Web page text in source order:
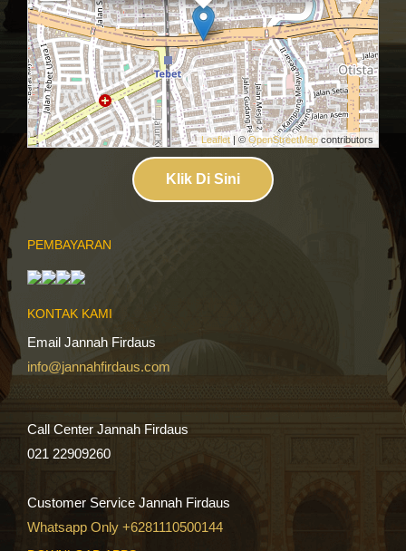
Leaflet | ©OpenStreetMap contributors
Klik Di Sini
PEMBAYARAN
KONTAK KAMI
Email Jannah Firdaus
info@jannahfirdaus.com
Call Center Jannah Firdaus
021 22909260
Customer Service Jannah Firdaus
Whatsapp Only +6281110500144